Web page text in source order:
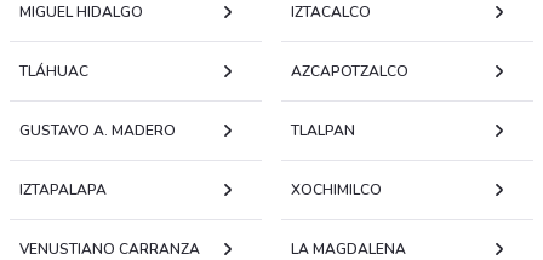
MIGUEL HIDALGO IZTACALCO
TLÁHUAC AZCAPOTZALCO
GUSTAVO A. MADERO TLALPAN
IZTAPALAPA XOCHIMILCO
VENUSTIANO CARRANZA
LA MAGDALENA